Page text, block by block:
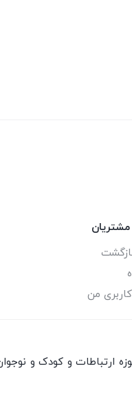
من
ارتباطات و کودک و